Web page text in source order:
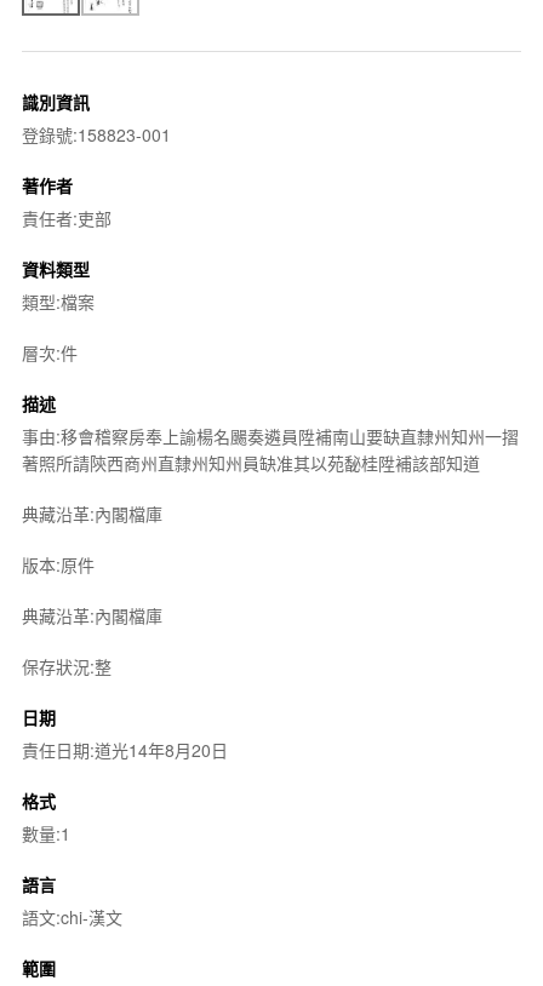
識別資訊
登錄號:158823-001
著作者
責任者:吏部
資料類型
類型:檔案
層次:件
描述
事由:移會稽察房奉上諭楊名颺奏遴員陞補南山要缺直隸州知州一摺
著照所請陝西商州直隸州知州員缺准其以苑馝桂陞補該部知道
典藏沿革:內閣檔庫
版本:原件
典藏沿革:內閣檔庫
保存狀況:整
日期
責任日期:道光14年8月20日
格式
數量:1
語言
語文:chi-漢文
範圍